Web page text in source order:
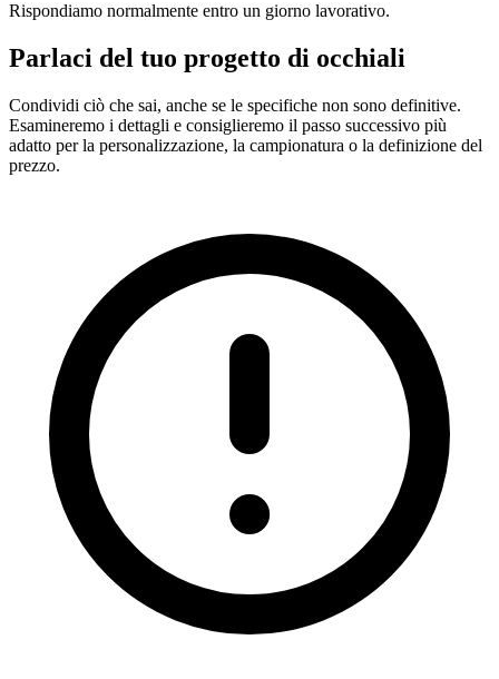
Rispondiamo normalmente entro un giorno lavorativo.
Parlaci del tuo progetto di occhiali
Condividi ciò che sai, anche se le specifiche non sono definitive.
Esamineremo i dettagli e consiglieremo il passo successivo più
adatto per la personalizzazione, la campionatura o la definizione del
prezzo.